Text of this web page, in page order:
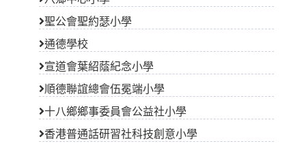
聖公會聖約瑟小學
通德學校
宣道會葉紹蔭紀念小學
順德聯誼總會伍冕端小學
十八鄉鄉事委員會公益社小學
香港普通話研習社科技創意小學